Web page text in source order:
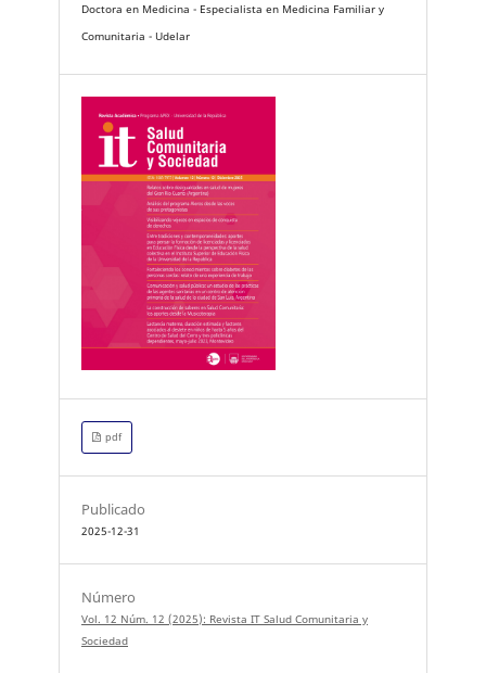
Doctora en Medicina - Especialista en Medicina Familiar y
Comunitaria - Udelar
pdf
Publicado
2025-12-31
Número
Vol. 12 Núm. 12 (2025): Revista IT Salud Comunitaria y
Sociedad